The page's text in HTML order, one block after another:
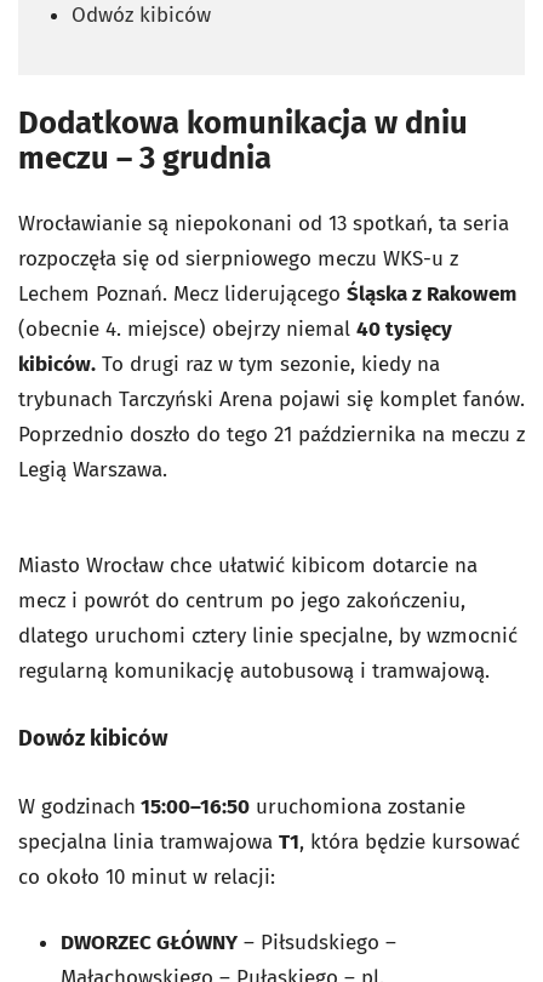
Odwóz kibiców
Dodatkowa komunikacja w dniu
meczu – 3 grudnia
Wrocławianie są niepokonani od 13 spotkań, ta seria
rozpoczęła się od sierpniowego meczu WKS-u z
Lechem Poznań. Mecz liderującego Śląska z Rakowem
(obecnie 4. miejsce) obejrzy niemal 40 tysięcy
kibiców. To drugi raz w tym sezonie, kiedy na
trybunach Tarczyński Arena pojawi się komplet fanów.
Poprzednio doszło do tego 21 października na meczu z
Legią Warszawa.
Miasto Wrocław chce ułatwić kibicom dotarcie na
mecz i powrót do centrum po jego zakończeniu,
dlatego uruchomi cztery linie specjalne, by wzmocnić
regularną komunikację autobusową i tramwajową.
Dowóz kibiców
W godzinach 15:00–16:50 uruchomiona zostanie
specjalna linia tramwajowa T1, która będzie kursować
co około 10 minut w relacji:
DWORZEC GŁÓWNY – Piłsudskiego –